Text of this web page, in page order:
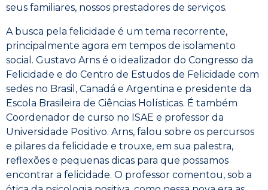
seus familiares, nossos prestadores de serviços.
A busca pela felicidade é um tema recorrente,
principalmente agora em tempos de isolamento
social. Gustavo Arns é o idealizador do Congresso da
Felicidade e do Centro de Estudos de Felicidade com
sedes no Brasil, Canadá e Argentina e presidente da
Escola Brasileira de Ciências Holísticas. É também
Coordenador de curso no ISAE e professor da
Universidade Positivo. Arns, falou sobre os percursos
e pilares da felicidade e trouxe, em sua palestra,
reflexões e pequenas dicas para que possamos
encontrar a felicidade. O professor comentou, sob a